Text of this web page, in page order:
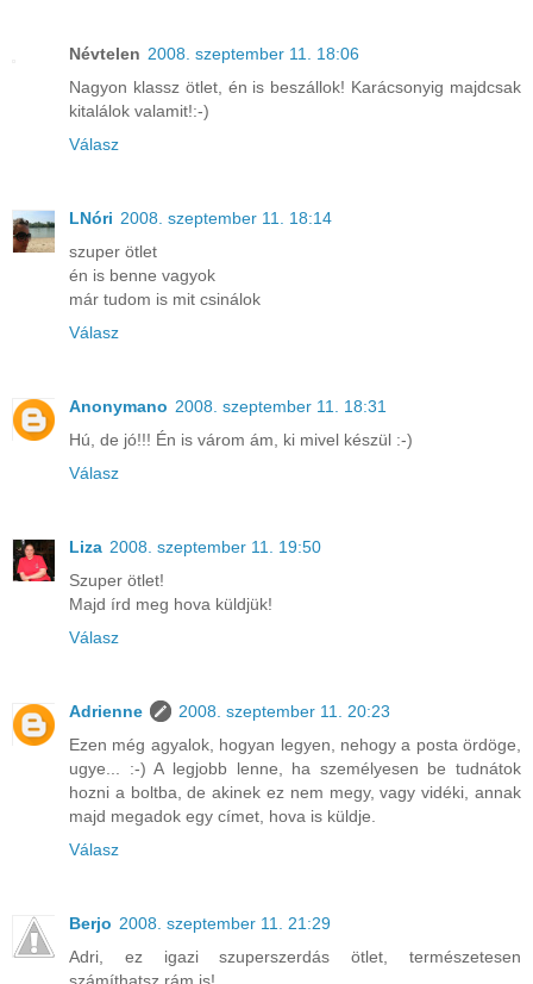
Névtelen 2008. szeptember 11. 18:06
Nagyon klassz ötlet, én is beszállok! Karácsonyig majdcsak
kitalálok valamit!:-)
Válasz
LNóri 2008. szeptember 11. 18:14
szuper ötlet
én is benne vagyok
már tudom is mit csinálok
Válasz
Anonymano 2008. szeptember 11. 18:31
Hú, de jó!!! Én is várom ám, ki mivel készül :-)
Válasz
Liza 2008. szeptember 11. 19:50
Szuper ötlet!
Majd írd meg hova küldjük!
Válasz
Adrienne
2008. szeptember 11. 20:23
Ezen még agyalok, hogyan legyen, nehogy a posta ördöge,
ugye... :-) A legjobb lenne, ha személyesen be tudnátok
hozni a boltba, de akinek ez nem megy, vagy vidéki, annak
majd megadok egy címet, hova is küldje.
Válasz
Berjo 2008. szeptember 11. 21:29
Adri, ez igazi szuperszerdás ötlet, természetesen